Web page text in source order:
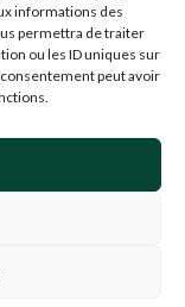
informations des
permettra de traiter
ou les ID uniques sur
peut avoir